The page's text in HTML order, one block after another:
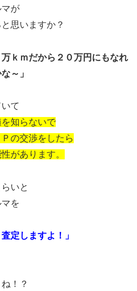
が
思いますか？
万ｋｍだから２０万円にもなれ
～」
て
知らないで
の交渉をしたら
があります。
いと
を
定しますよ！」
！？